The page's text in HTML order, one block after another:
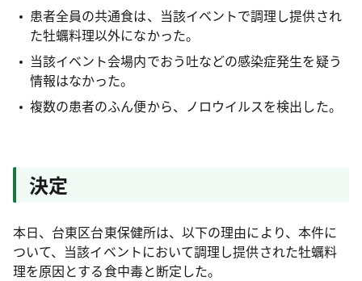
患者全員の共通食は、当該イベントで調理し提供され
た牡蠣料理以外になかった。
当該イベント会場内でおう吐などの感染症発生を疑う
情報はなかった。
複数の患者のふん便から、ノロウイルスを検出した。
決定
本日、台東区台東保健所は、以下の理由により、本件に
ついて、当該イベントにおいて調理し提供された牡蠣料
理を原因とする食中毒と断定した。